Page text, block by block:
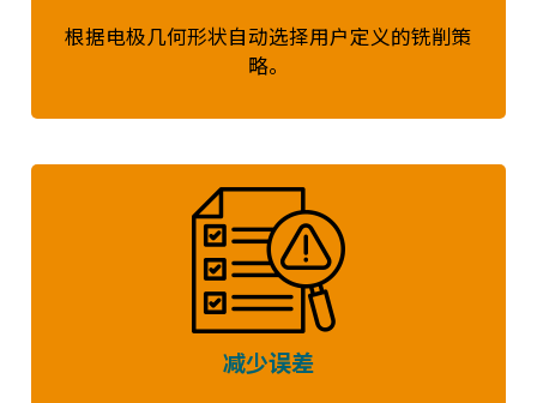
根据电极几何形状自动选择用户定义的铣削策
略。
减少误差